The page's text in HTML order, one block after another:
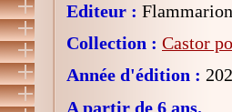
Editeur :
Collection : Castor
Année d'édition :
A partir de 6 ans.